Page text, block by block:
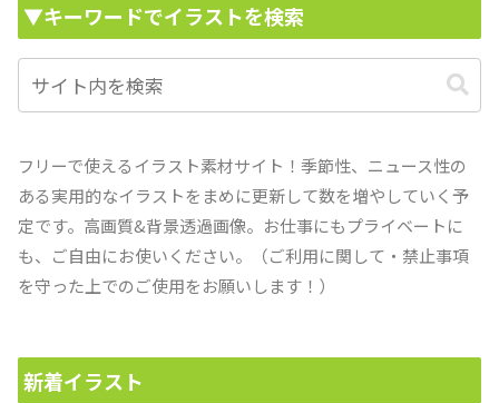
▼キーワードでイラストを検索
フリーで使えるイラスト素材サイト！季節性、ニュース性の
ある実用的なイラストをまめに更新して数を増やしていく予
定です。高画質&背景透過画像。お仕事にもプライベートに
も、ご自由にお使いください。（ご利用に関して・禁止事項
を守った上でのご使用をお願いします！）
新着イラスト